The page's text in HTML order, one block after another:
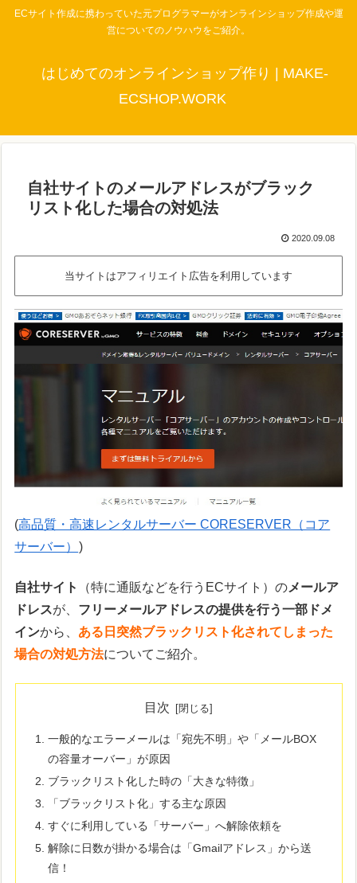
ECサイト作成に携わっていた元プログラマーがオンラインショップ作成や運
営についてのノウハウをご紹介。
はじめてのオンラインショップ作り | MAKE-
ECSHOP.WORK
自社サイトのメールアドレスがブラック
リスト化した場合の対処法
2020.09.08
当サイトはアフィリエイト広告を利用しています
(高品質・高速レンタルサーバー CORESERVER（コア
サーバー） )
自社サイト （特に通販などを行うECサイト）のメールア
ドレスが、 フリーメールアドレスの提供を行う一部ドメ
インから、 ある日突然ブラックリスト化されてしまった
場合の対処方法についてご紹介。
目次
一般的なエラーメールは「宛先不明」や「メールBOX
の容量オーバー」が原因
ブラックリスト化した時の「大きな特徴」
「ブラックリスト化」する主な原因
すぐに利用している「サーバー」へ解除依頼を
解除に日数が掛かる場合は「Gmailアドレス」から送
信！